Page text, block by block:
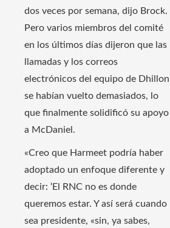
dos veces por semana, dijo Brock.
Pero varios miembros del comité
en los últimos días dijeron que las
llamadas y los correos
electrónicos del equipo de Dhillon
se habían vuelto demasiados, lo
que finalmente solidificó su apoyo
a McDaniel.
«Creo que Harmeet podría haber
adoptado un enfoque diferente y
decir: ‘El RNC no es donde
queremos estar. Y así será cuando
sea presidente, «sin, ya sabes,